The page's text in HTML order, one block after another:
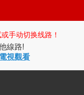
手动切换线路！
線路!
視觀看